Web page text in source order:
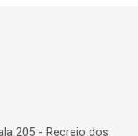
205 - Recreio dos